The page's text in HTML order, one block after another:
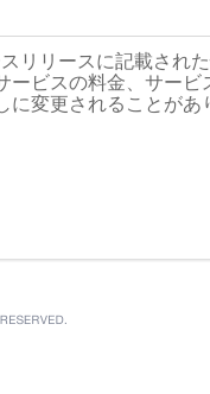
リリースに記載され
ービスの料金、サー
に変更されることが